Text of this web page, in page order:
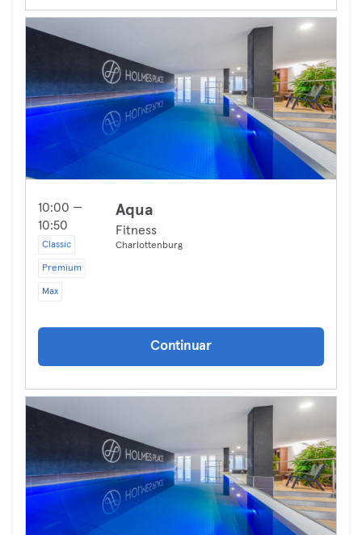
10:00 —
10:50
Classic
Premium
Max
Aqua
Fitness
Charlottenburg
Continuar